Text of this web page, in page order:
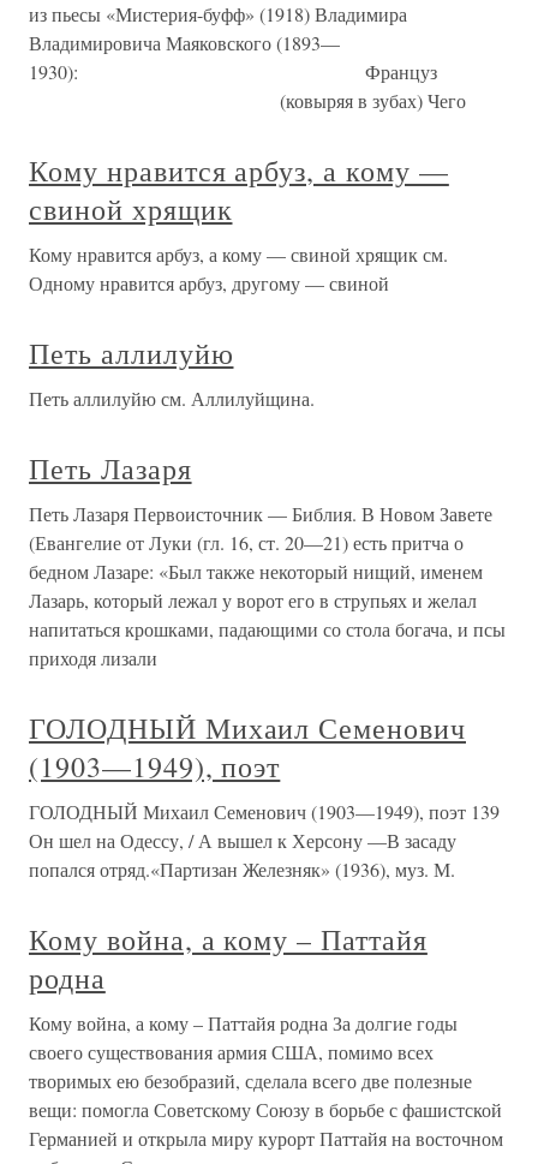
из пьесы «Мистерия-буфф» (1918) Владимира
Владимировича Маяковского (1893—
1930): Француз
(ковыряя в зубах) Чего
Кому нравится арбуз, а кому —
свиной хрящик
Кому нравится арбуз, а кому — свиной хрящик см.
Одному нравится арбуз, другому — свиной
Петь аллилуйю
Петь аллилуйю см. Аллилуйщина.
Петь Лазаря
Петь Лазаря Первоисточник — Библия. В Новом Завете
(Евангелие от Луки (гл. 16, ст. 20—21) есть притча о
бедном Лазаре: «Был также некоторый нищий, именем
Лазарь, который лежал у ворот его в струпьях и желал
напитаться крошками, падающими со стола богача, и псы
приходя лизали
ГОЛОДНЫЙ Михаил Семенович
(1903—1949), поэт
ГОЛОДНЫЙ Михаил Семенович (1903—1949), поэт 139
Он шел на Одессу, / А вышел к Херсону —В засаду
попался отряд.«Партизан Железняк» (1936), муз. М.
Кому война, а кому – Паттайя
родна
Кому война, а кому – Паттайя родна За долгие годы
своего существования армия США, помимо всех
творимых ею безобразий, сделала всего две полезные
вещи: помогла Советскому Союзу в борьбе с фашистской
Германией и открыла миру курорт Паттайя на восточном